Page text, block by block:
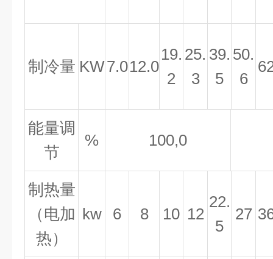
制冷量 KW7.012.0
19.
2
25.
3
39.
5
50.
6
能量调
节
% 100,0
制热量
（电加
热）
kw 6 8 10 12
22.
5
27